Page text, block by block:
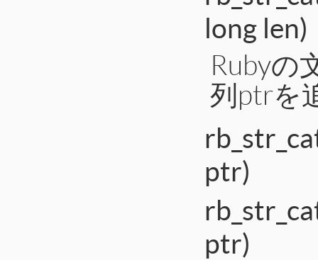
long len)
Rubyの
列ptrを
ptr)
ptr)